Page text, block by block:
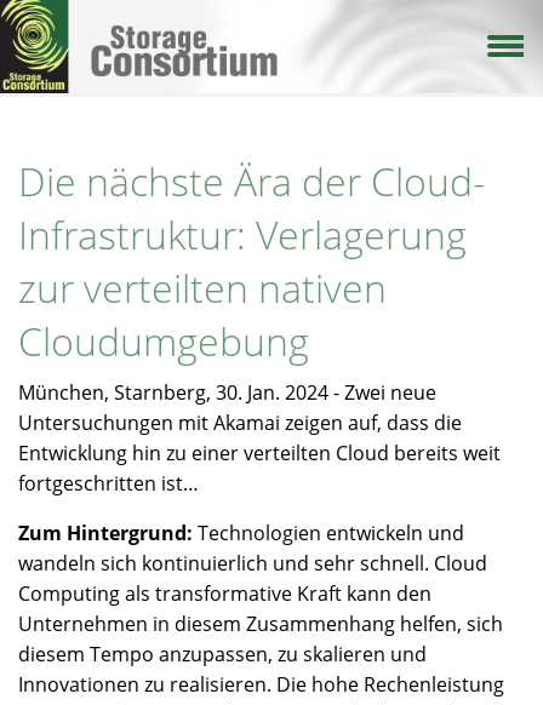
Direkt
zum
Inhalt
Die nächste Ära der Cloud-
Infrastruktur: Verlagerung
zur verteilten nativen
Cloudumgebung
München, Starnberg, 30. Jan. 2024 - Zwei neue
Untersuchungen mit Akamai zeigen auf, dass die
Entwicklung hin zu einer verteilten Cloud bereits weit
fortgeschritten ist…
Zum Hintergrund: Technologien entwickeln und
wandeln sich kontinuierlich und sehr schnell. Cloud
Computing als transformative Kraft kann den
Unternehmen in diesem Zusammenhang helfen, sich
diesem Tempo anzupassen, zu skalieren und
Innovationen zu realisieren. Die hohe Rechenleistung